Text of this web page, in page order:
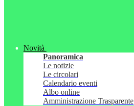
Novità
Panoramica
Le notizie
Le circolari
Calendario eventi
Albo online
Amministrazione Trasparente